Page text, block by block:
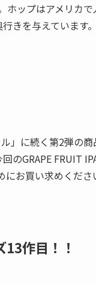
ップはアメリカ
きを与えています。
」に続く第2弾の
のGRAPE FRUIT
お買い求めくださ
作目！！